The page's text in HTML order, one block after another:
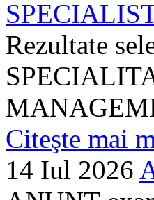
Rezultate
Citeşte mai
14 Iul 2026